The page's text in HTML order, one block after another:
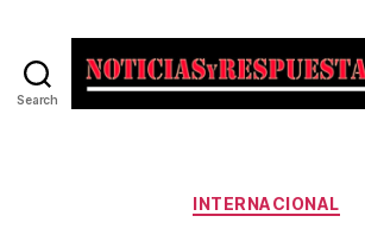
Search
Categorías
INTERNACIONAL